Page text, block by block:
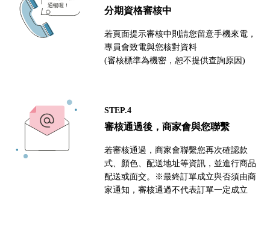
分期資格審核中
若頁面提示審核中則請您留意手機來電，
專員會致電與您核對資料
(審核標準為機密，恕不提供查詢原因)
STEP.4
審核通過後，商家會與您聯繫
若審核通過，商家會聯繫您再次確認款
式、顏色、配送地址等資訊，並進行商品
配送或面交。※最終訂單成立與否須由商
家通知，審核通過不代表訂單一定成立